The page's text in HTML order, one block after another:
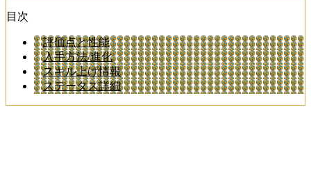
目次
評価点と性能
入手方法/進化
スキル上げ情報
ステータス詳細